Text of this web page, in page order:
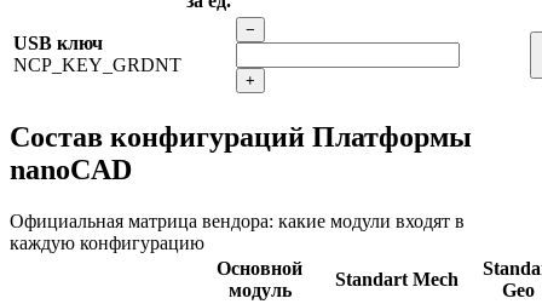
USB ключ
NCP_KEY_GRDNT
−
+
Состав конфигураций Платформы
nanoCAD
Официальная матрица вендора: какие модули входят в
каждую конфигурацию
Основной
модуль
Standart Mech
Geo